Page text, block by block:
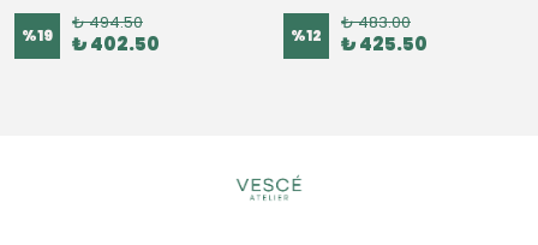
%19
₺ 494.50
₺ 402.50 %12
₺ 483.00
₺ 425.50